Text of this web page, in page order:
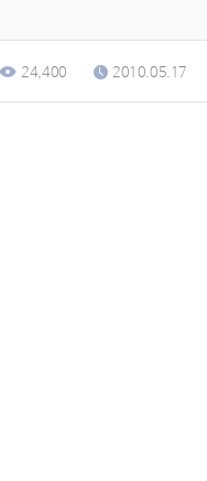
24,400 2010.05.17